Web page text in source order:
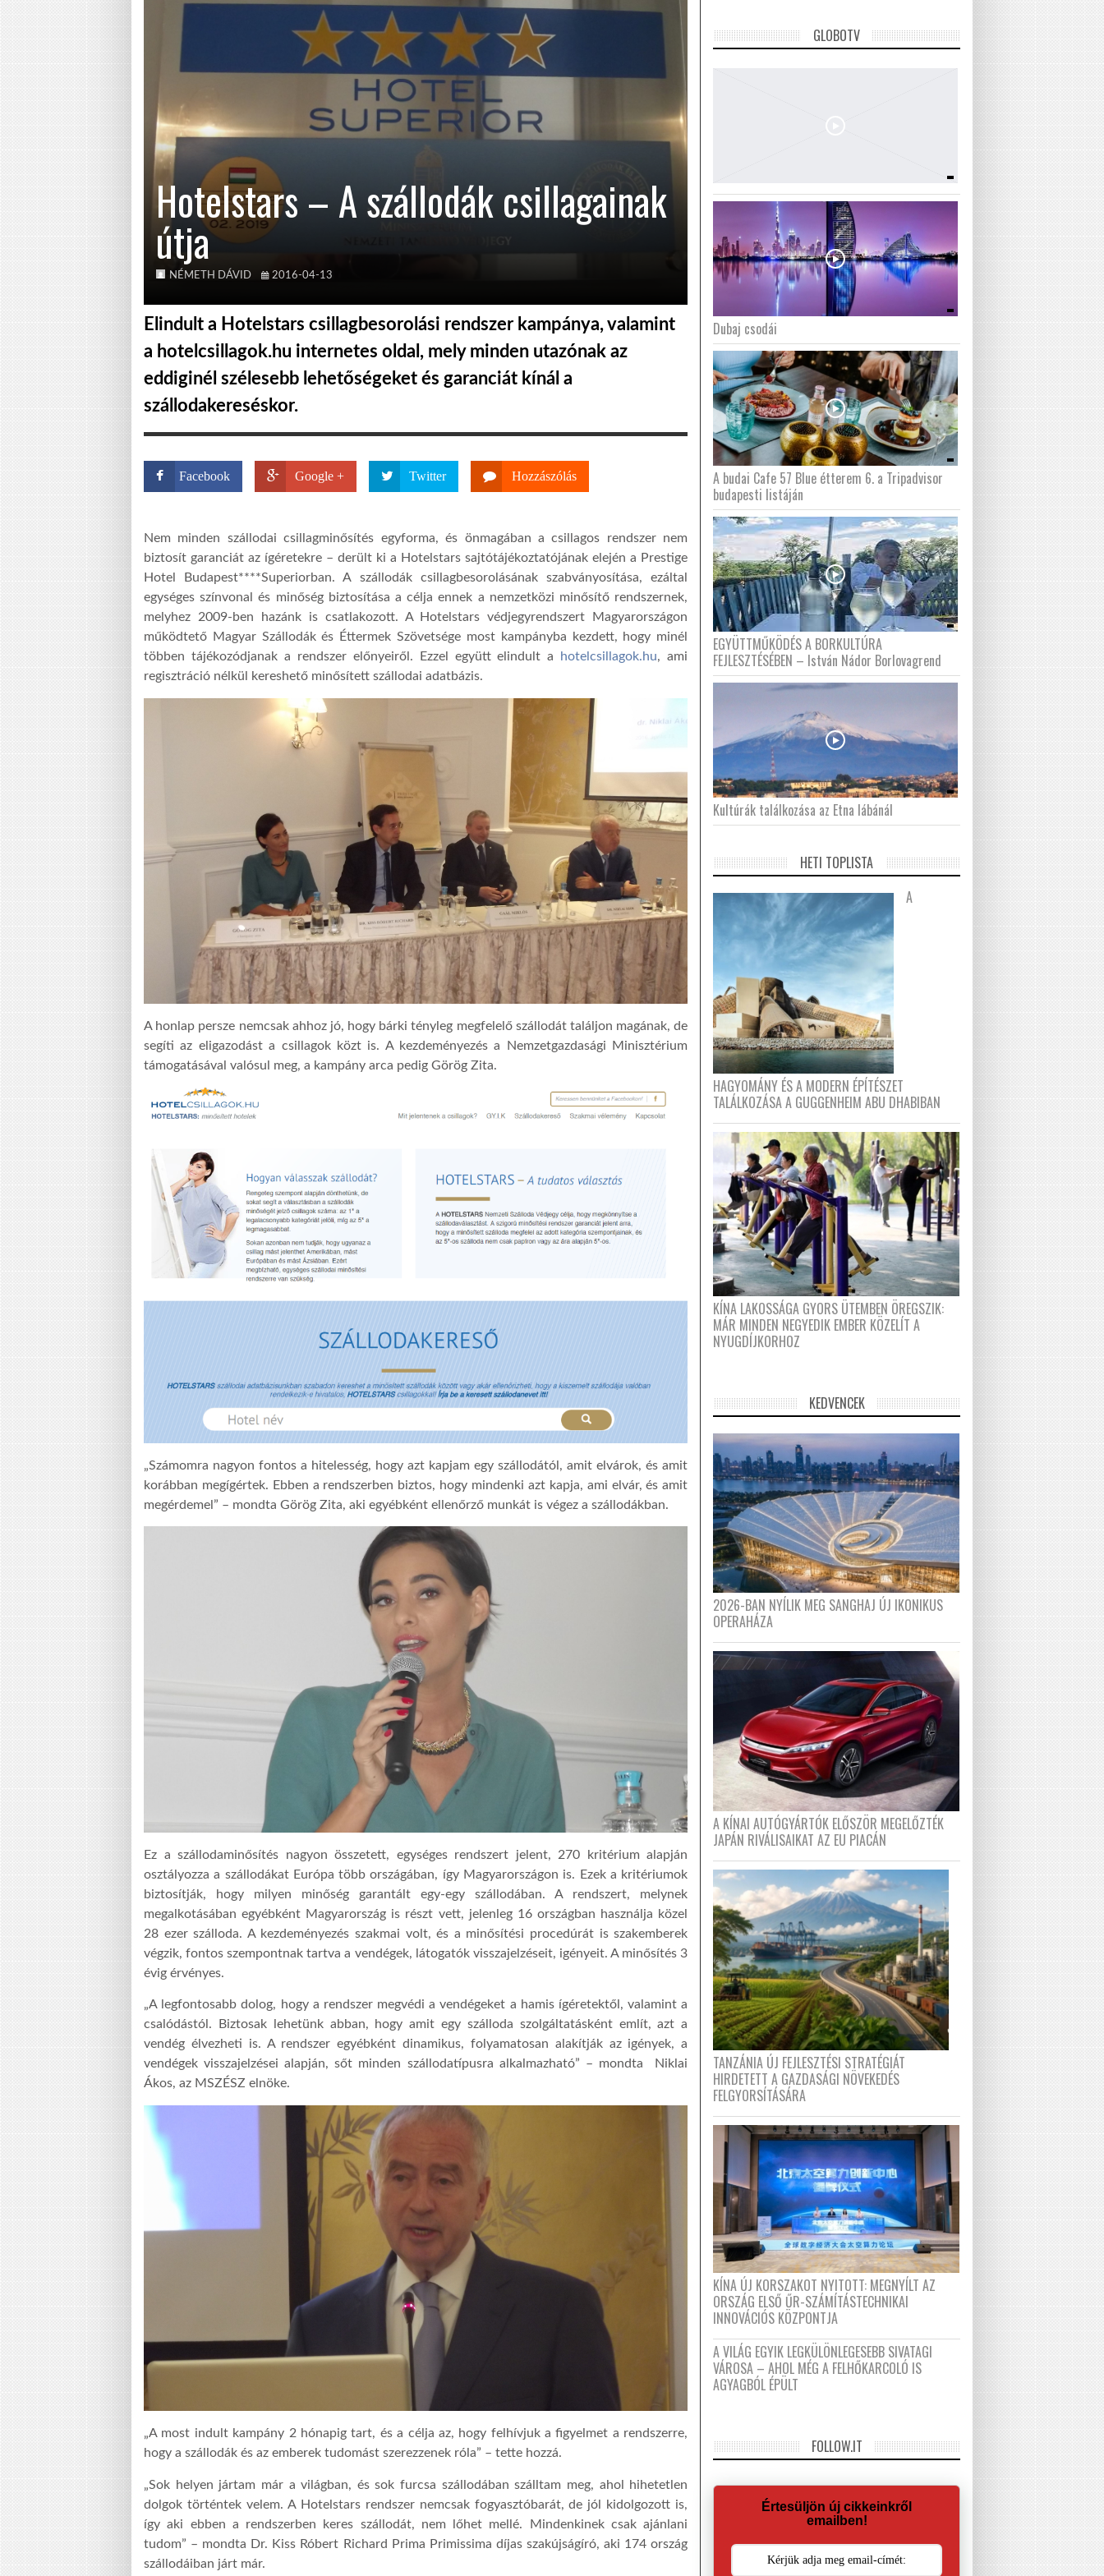
Hotelstars – A szállodák csillagainak
útja
NÉMETH DÁVID 2016-04-13
Elindult a Hotelstars csillagbesorolási rendszer kampánya, valamint
a hotelcsillagok.hu internetes oldal, mely minden utazónak az
eddiginél szélesebb lehetőségeket és garanciát kínál a
szállodakereséskor.
Facebook Google + Twitter Hozzászólás
Nem minden szállodai csillagminősítés egyforma, és önmagában a csillagos rendszer nem
biztosít garanciát az ígéretekre – derült ki a Hotelstars sajtótájékoztatójának elején a Prestige
Hotel Budapest****Superiorban. A szállodák csillagbesorolásának szabványosítása, ezáltal
egységes színvonal és minőség biztosítása a célja ennek a nemzetközi minősítő rendszernek,
melyhez 2009-ben hazánk is csatlakozott. A Hotelstars védjegyrendszert Magyarországon
működtető Magyar Szállodák és Éttermek Szövetsége most kampányba kezdett, hogy minél
többen tájékozódjanak a rendszer előnyeiről. Ezzel együtt elindult a
hotelcsillagok.hu, ami
regisztráció nélkül kereshető minősített szállodai adatbázis.
A honlap persze nemcsak ahhoz jó, hogy bárki tényleg megfelelő szállodát találjon magának, de
segíti az eligazodást a csillagok közt is. A kezdeményezés a Nemzetgazdasági Minisztérium
támogatásával valósul meg, a kampány arca pedig Görög Zita.
„Számomra nagyon fontos a hitelesség, hogy azt kapjam egy szállodától, amit elvárok, és amit
korábban megígértek. Ebben a rendszerben biztos, hogy mindenki azt kapja, ami elvár, és amit
megérdemel” – mondta Görög Zita, aki egyébként ellenőrző munkát is végez a szállodákban.
Ez a szállodaminősítés nagyon összetett, egységes rendszert jelent, 270 kritérium alapján
osztályozza a szállodákat Európa több országában, így Magyarországon is. Ezek a kritériumok
biztosítják, hogy milyen minőség garantált egy-egy szállodában. A rendszert, melynek
megalkotásában egyébként Magyarország is részt vett, jelenleg 16 országban használja közel
28 ezer szálloda. A kezdeményezés szakmai volt, és a minősítési procedúrát is szakemberek
végzik, fontos szempontnak tartva a vendégek, látogatók visszajelzéseit, igényeit. A minősítés 3
évig érvényes.
„A legfontosabb dolog, hogy a rendszer megvédi a vendégeket a hamis ígéretektől, valamint a
csalódástól. Biztosak lehetünk abban, hogy amit egy szálloda szolgáltatásként említ, azt a
vendég élvezheti is. A rendszer egyébként dinamikus, folyamatosan alakítják az igények, a
vendégek visszajelzései alapján, sőt minden szállodatípusra alkalmazható” – mondta Niklai
Ákos, az MSZÉSZ elnöke.
„A most indult kampány 2 hónapig tart, és a célja az, hogy felhívjuk a figyelmet a rendszerre,
hogy a szállodák és az emberek tudomást szerezzenek róla” – tette hozzá.
„Sok helyen jártam már a világban, és sok furcsa szállodában szálltam meg, ahol hihetetlen
dolgok történtek velem. A Hotelstars rendszer nemcsak fogyasztóbarát, de jól kidolgozott is,
így aki ebben a rendszerben keres szállodát, nem lőhet mellé. Mindenkinek csak ajánlani
tudom” – mondta Dr. Kiss Róbert Richard Prima Primissima díjas szakújságíró, aki 174 ország
szállodáiban járt már.
GLOBOTV
Dubaj csodái
A budai Cafe 57 Blue étterem 6. a Tripadvisor
budapesti listáján
EGYÜTTMŰKÖDÉS A BORKULTÚRA
FEJLESZTÉSÉBEN – István Nádor Borlovagrend
Kultúrák találkozása az Etna lábánál
HETI TOPLISTA
A
HAGYOMÁNY ÉS A MODERN ÉPÍTÉSZET
TALÁLKOZÁSA A GUGGENHEIM ABU DHABIBAN
KÍNA LAKOSSÁGA GYORS ÜTEMBEN ÖREGSZIK:
MÁR MINDEN NEGYEDIK EMBER KÖZELÍT A
NYUGDÍJKORHOZ
KEDVENCEK
2026-BAN NYÍLIK MEG SANGHAJ ÚJ IKONIKUS
OPERAHÁZA
A KÍNAI AUTÓGYÁRTÓK ELŐSZÖR MEGELŐZTÉK
JAPÁN RIVÁLISAIKAT AZ EU PIACÁN
TANZÁNIA ÚJ FEJLESZTÉSI STRATÉGIÁT
HIRDETETT A GAZDASÁGI NÖVEKEDÉS
FELGYORSÍTÁSÁRA
KÍNA ÚJ KORSZAKOT NYITOTT: MEGNYÍLT AZ
ORSZÁG ELSŐ ŰR-SZÁMÍTÁSTECHNIKAI
INNOVÁCIÓS KÖZPONTJA
A VILÁG EGYIK LEGKÜLÖNLEGESEBB SIVATAGI
VÁROSA – AHOL MÉG A FELHŐKARCOLÓ IS
AGYAGBÓL ÉPÜLT
FOLLOW.IT
Értesüljön új cikkeinkről
emailben!